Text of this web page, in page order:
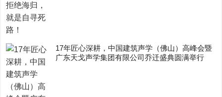
17年匠心深耕，中国建筑声学（佛山）高峰会暨
广东天戈声学集团有限公司乔迁盛典圆满举行